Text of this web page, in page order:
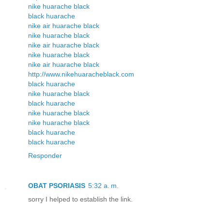
nike huarache black
black huarache
nike air huarache black
nike huarache black
nike air huarache black
nike huarache black
nike air huarache black
http://www.nikehuaracheblack.com
black huarache
nike huarache black
black huarache
nike huarache black
nike huarache black
black huarache
black huarache
Responder
OBAT PSORIASIS 5:32 a. m.
sorry I helped to establish the link.